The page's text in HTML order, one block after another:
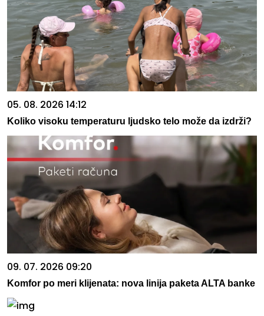
05. 08. 2026 14:12
Koliko visoku temperaturu ljudsko telo može da izdrži?
09. 07. 2026 09:20
Komfor po meri klijenata: nova linija paketa ALTA banke